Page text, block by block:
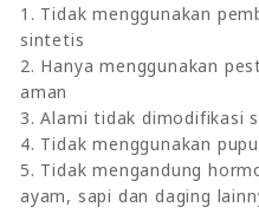
1. Tidak menggunakan
sintetis
2. Hanya menggunakan
aman
3. Alami tidak dimodifikasi
4. Tidak menggunakan
5. Tidak mengandung
ayam, sapi dan daging